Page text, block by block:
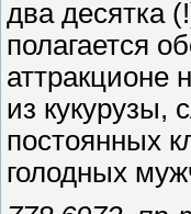
два десятка
полагается
аттракционе
из кукурузы,
постоянных
голодных